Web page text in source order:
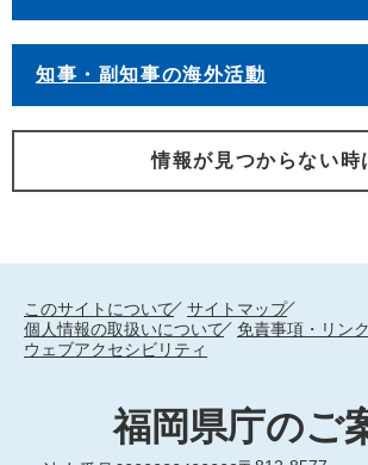
知事・副知事の海外活動
情報が見つからない時
このサイトについて
サイトマップ
個人情報の取扱いについて
免責事項・リン
ウェブアクセシビリティ
福岡県庁のご